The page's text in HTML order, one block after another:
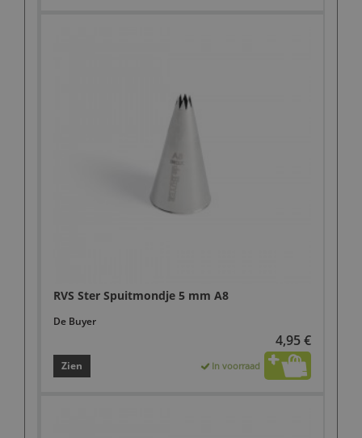
RVS Ster Spuitmondje 5 mm A8
De Buyer
4,95 €
Zien In voorraad